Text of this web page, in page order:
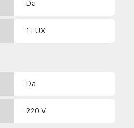
Da
1 LUX
Da
220 V